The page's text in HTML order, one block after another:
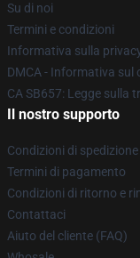
Su di noi
Termini e condizioni
Informativa sulla
DMCA - Informativa sul
CA SB657: Legge sulla
Il nostro supporto
Condizioni di
Termini di pagamento
Condizioni di ritorno e
Contattaci
Aiuto del cliente (FAQ)